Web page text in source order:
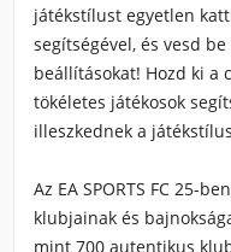
játékstílust egyetlen
segítségével, és vesd
beállításokat! Hozd ki a
tökéletes játékosok
illeszkednek a
Az EA SPORTS FC 25-
klubjainak és
mint 700 autentikus